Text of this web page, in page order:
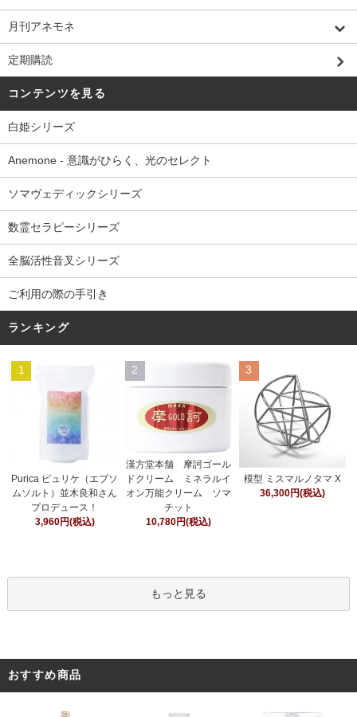
月刊アネモネ
定期購読
コンテンツを見る
白姫シリーズ
Anemone - 意識がひらく、光のセレクト
ソマヴェディックシリーズ
数霊セラピーシリーズ
全脳活性音叉シリーズ
ご利用の際の手引き
ランキング
1
Purica ピュリケ（エプソ
ムソルト）並木良和さん
プロデュース！
3,960円(税込)
2
漢方堂本舗 摩訶ゴール
ドクリーム ミネラルイ
オン万能クリーム ソマ
チット
10,780円(税込)
3
模型 ミスマルノタマ X
36,300円(税込)
もっと見る
おすすめ商品